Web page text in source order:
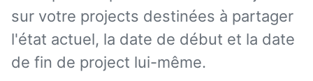
sur votre projects destinées à partager
l'état actuel, la date de début et la date
de fin de project lui-même.